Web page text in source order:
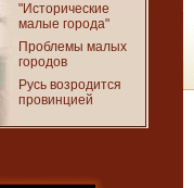
"Исторические
малые города"
Проблемы малых
городов
Русь возродится
провинцией